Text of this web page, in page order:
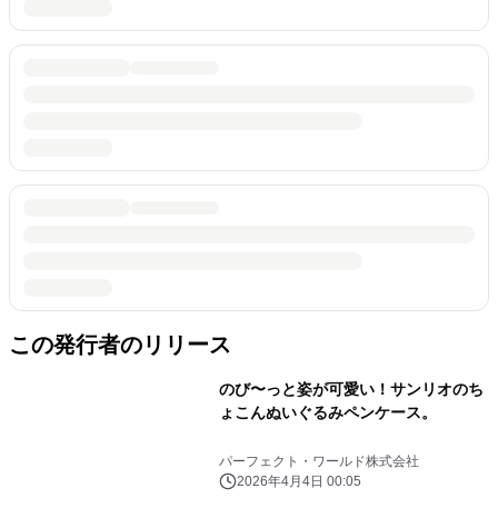
この発行者のリリース
のび〜っと姿が可愛い！サンリオのち
ょこんぬいぐるみペンケース。
パーフェクト・ワールド株式会社
2026年4月4日 00:05